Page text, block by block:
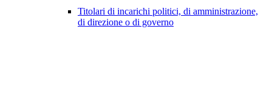
Titolari di incarichi politici, di amministrazione,
di direzione o di governo